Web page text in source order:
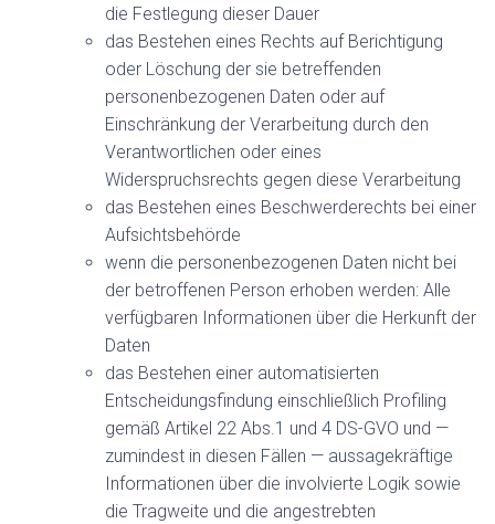
die Festlegung dieser Dauer
das Bestehen eines Rechts auf Berichtigung
oder Löschung der sie betreffenden
personenbezogenen Daten oder auf
Einschränkung der Verarbeitung durch den
Verantwortlichen oder eines
Widerspruchsrechts gegen diese Verarbeitung
das Bestehen eines Beschwerderechts bei einer
Aufsichtsbehörde
wenn die personenbezogenen Daten nicht bei
der betroffenen Person erhoben werden: Alle
verfügbaren Informationen über die Herkunft der
Daten
das Bestehen einer automatisierten
Entscheidungsfindung einschließlich Profiling
gemäß Artikel 22 Abs.1 und 4 DS-GVO und —
zumindest in diesen Fällen — aussagekräftige
Informationen über die involvierte Logik sowie
die Tragweite und die angestrebten